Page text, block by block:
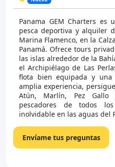
Panama GEM Charters es
pesca deportiva y alquiler
Marina Flamenco, en la
Panamá. Ofrece tours
las islas alrededor de la
el Archipiélago de Las
flota bien equipada y
amplia experiencia,
Atún, Marlín, Pez
pescadores de todos
inolvidable en las aguas del
Envíame tus preguntas